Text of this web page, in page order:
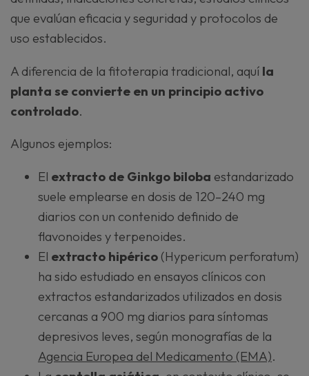
que evalúan eficacia y seguridad y protocolos de
uso establecidos.
A diferencia de la fitoterapia tradicional, aquí la
planta se convierte en un principio activo
controlado.
Algunos ejemplos:
El extracto de Ginkgo biloba estandarizado
suele emplearse en dosis de 120–240 mg
diarios con un contenido definido de
flavonoides y terpenoides.
El extracto hipérico (Hypericum perforatum)
ha sido estudiado en ensayos clínicos con
extractos estandarizados utilizados en dosis
cercanas a 900 mg diarios para síntomas
depresivos leves, según monografías de la
Agencia Europea del Medicamento (EMA).